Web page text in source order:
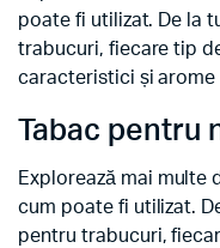
poate fi utilizat. De la
trabucuri, fiecare tip
caracteristici și arome
Tabac pentru
Explorează mai multe
cum poate fi utilizat.
pentru trabucuri,